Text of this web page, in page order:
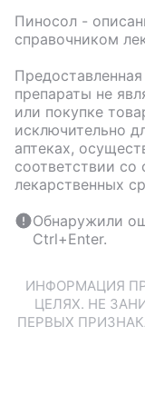
Пиносол -
справочником
препараты не
или покупке
исключительно
аптеках,
соответствии
лекарственных
Обнаружили
Ctrl+Enter.
ИНФОРМАЦИЯ
ЦЕЛЯХ. НЕ
ПЕРВЫХ